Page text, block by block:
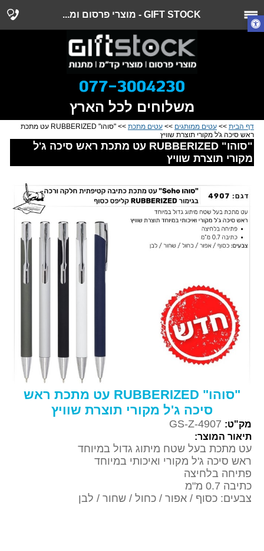
GIFT STOCK - מוצרי פרסום ומ...
משלוחים לכל הארץ
דף הבית >> עטים ממותגים >> עטים מתכת
>> "סוהו" RUBBERIZED עט מתכת
ראש סיכה ג'ל מקורי תוצרת שוויץ
"סוהו" RUBBERIZED עט מתכת ראש סיכה ג'ל
מקורי תוצרת שוויץ
"סוהו" RUBBERIZED עט מתכת ראש
סיכה ג'ל מקורי תוצרת שוויץ
מק"ט: GS-Z-4907
תיאור המוצר:
עט מתכת בעל שטח מיתוג גדול במיוחד
ראש סיכה ג'ל מקורי ואיכותי במיוחד
פתיחה בלחיצה
כתיבה 0.7 מ"מ
צבעים: כסוף / אפור / כחול / שחור / לבן